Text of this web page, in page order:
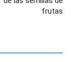
frutas